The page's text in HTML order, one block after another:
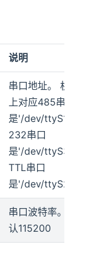
说明
串口地址。 机箱
上对应485串口
是'/dev/ttyS1'，
232串口
是'/dev/ttyS3'，
TTL串口
是'/dev/ttyS2'
串口波特率。默
认115200